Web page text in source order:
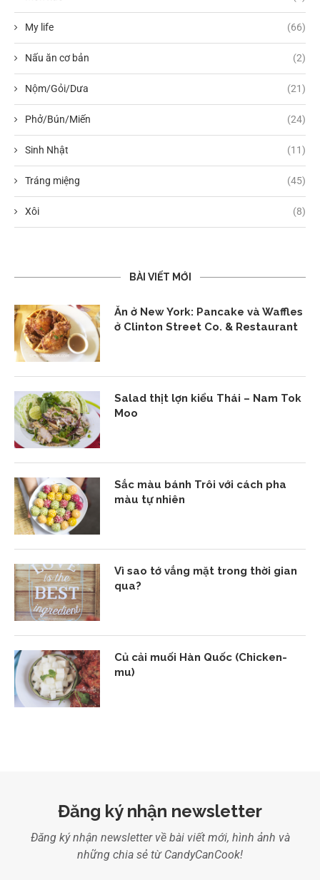
My life (66)
Nấu ăn cơ bản (2)
Nộm/Gỏi/Dưa (21)
Phở/Bún/Miến (24)
Sinh Nhật (11)
Tráng miệng (45)
Xôi (8)
BÀI VIẾT MỚI
Ăn ở New York: Pancake và Waffles
ở Clinton Street Co. & Restaurant
Salad thịt lợn kiểu Thái – Nam Tok
Moo
Sắc màu bánh Trôi với cách pha
màu tự nhiên
Vì sao tớ vắng mặt trong thời gian
qua?
Củ cải muối Hàn Quốc (Chicken-
mu)
Đăng ký nhận newsletter
Đăng ký nhận newsletter về bài viết mới, hình ảnh và
những chia sẻ từ CandyCanCook!